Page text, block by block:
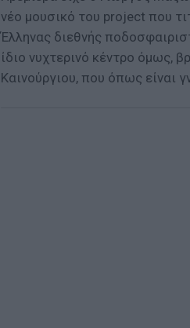
νέο μουσικό του project που
Έλληνας διεθνής
ίδιο νυχτερινό κέντρο όμως,
Καινούργιου, που όπως είναι